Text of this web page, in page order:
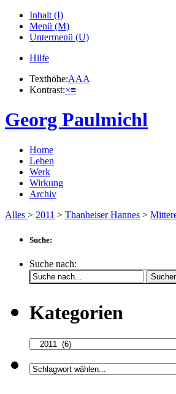
Inhalt (I)
Menü (M)
Untermenü (U)
Hilfe
Texthöhe:AAA
Kontrast:×≡
Georg Paulmichl
Home
Leben
Werk
Wirkung
Archiv
Alles > 2011 > Thanheiser Hannes >
Suche:
Suche nach:
Kategorien